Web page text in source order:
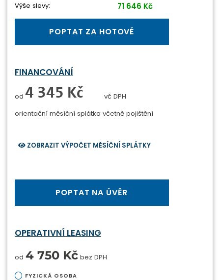
Výše slevy: 71 646 Kč
POPTAT ZA HOTOVÉ
FINANCOVÁNÍ
od0 Kč
vč DPH
orientační měsíční splátka včetně pojištění
ZOBRAZIT VÝPOČET MĚSÍČNÍ SPLÁTKY
POPTAT NA ÚVĚR
OPERATIVNÍ LEASING
od 4 750 Kč bez DPH
FYZICKÁ OSOBA